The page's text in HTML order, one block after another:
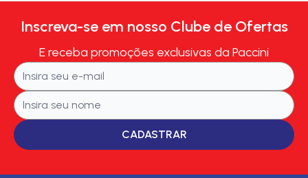
Inscreva-se em nosso Clube de Ofertas
E receba promoções exclusivas da Paccini
CADASTRAR